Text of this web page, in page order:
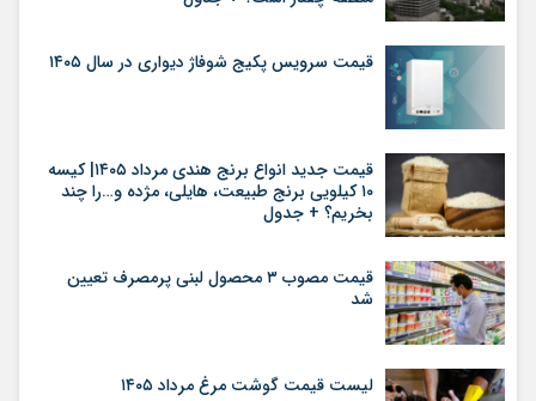
قیمت سرویس پکیج شوفاژ دیواری در سال ۱۴۰۵
قیمت جدید انواع برنج هندی مرداد ۱۴۰۵| کیسه
۱۰ کیلویی برنج طبیعت، هایلی، مژده و…را چند
بخریم؟ + جدول
قیمت مصوب ۳ محصول لبنی پرمصرف تعیین
شد
لیست قیمت گوشت مرغ مرداد ۱۴۰۵